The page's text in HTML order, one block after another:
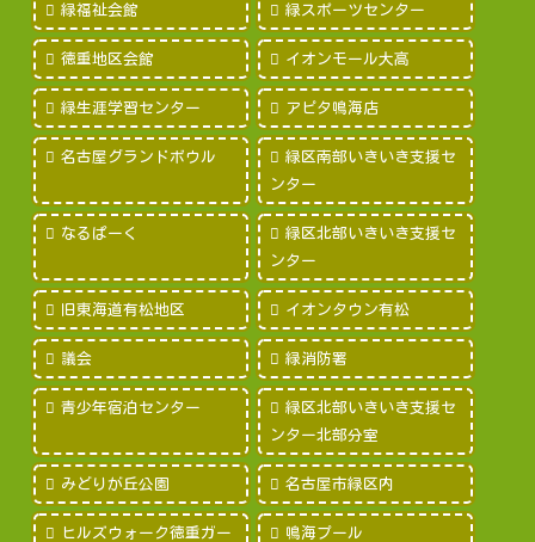
緑福祉会館 緑スポーツセンター
徳重地区会館 イオンモール大高
緑生涯学習センター アピタ鳴海店
名古屋グランドボウル
緑区南部いきいき支援セ
ンター
なるぱーく
緑区北部いきいき支援セ
ンター
旧東海道有松地区 イオンタウン有松
議会 緑消防署
青少年宿泊センター
緑区北部いきいき支援セ
ンター北部分室
みどりが丘公園 名古屋市緑区内
ヒルズウォーク徳重ガー
鳴海プール